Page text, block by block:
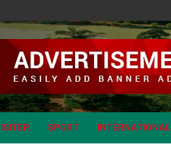
SPORT INTERNATIONAL